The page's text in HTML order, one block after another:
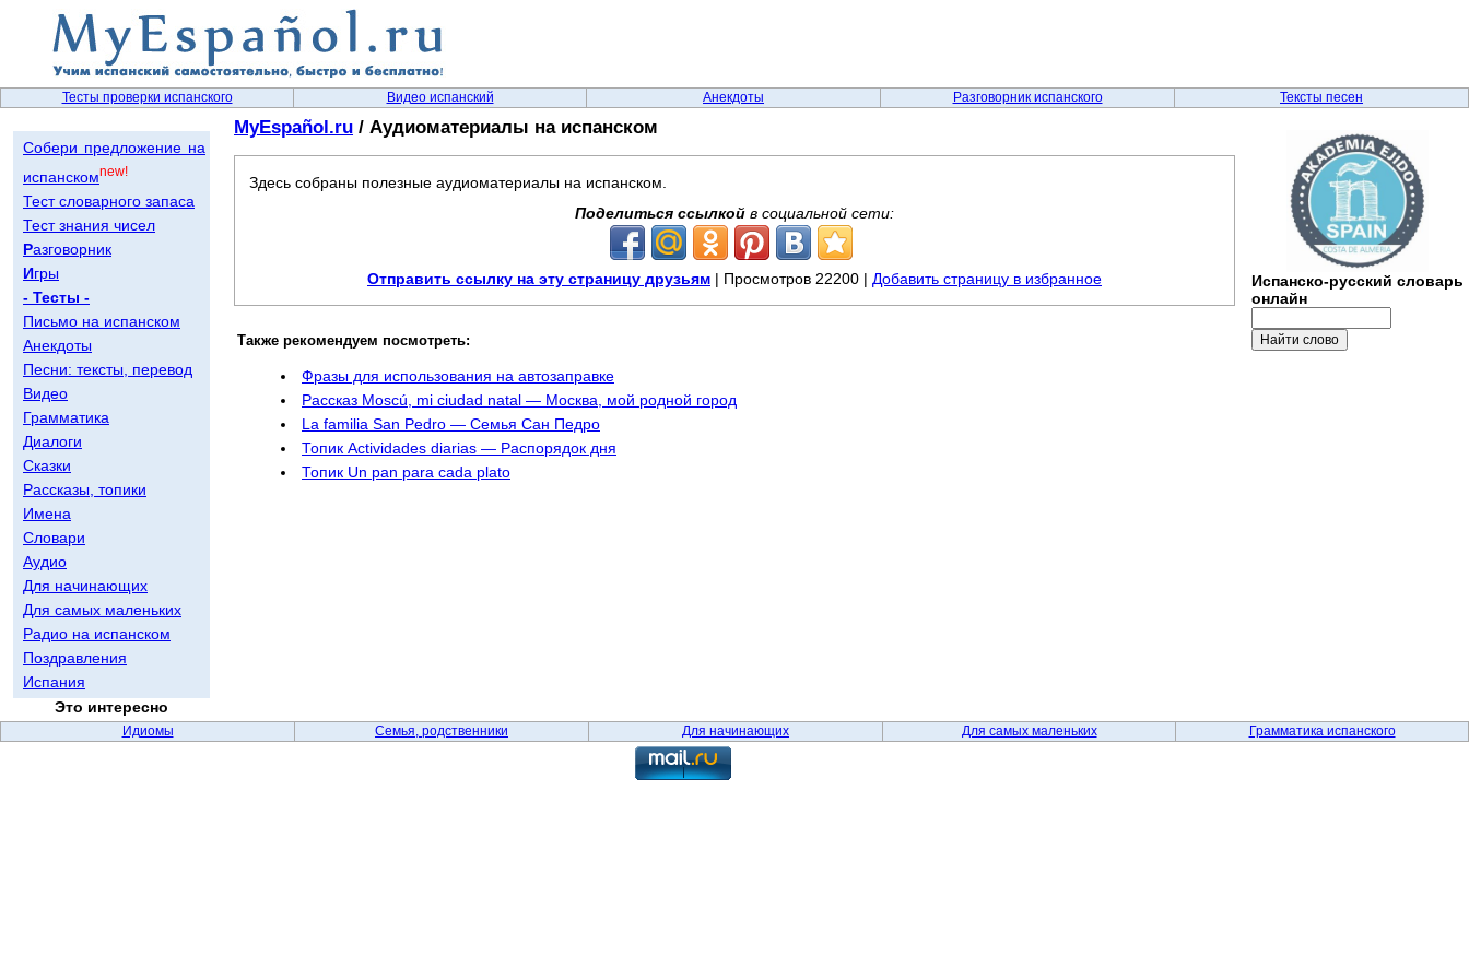
Тесты проверки испанского Видео испанский Анекдоты Разговорник испанского Тексты песен
Собери предложение на
испанскомnew!
Тест словарного запаса
Тест знания чисел
Разговорник
Игры
- Тесты -
Письмо на испанском
Анекдоты
Песни: тексты, перевод
Видео
Грамматика
Диалоги
Сказки
Рассказы, топики
Имена
Словари
Аудио
Для начинающих
Для самых маленьких
Радио на испанском
Поздравления
Испания
Это интересно
MyEspañol.ru / Аудиоматериалы на испанском
Здесь собраны полезные аудиоматериалы на испанском.
Поделиться ссылкой в социальной сети:
Отправить ссылку на эту страницу друзьям | Просмотров 22200 | Добавить страницу в избранное
Также рекомендуем посмотреть:
Фразы для использования на автозаправке
Рассказ Moscú, mi ciudad natal — Москва, мой родной город
La familia San Pedro — Cемья Сан Педро
Топик Actividades diarias — Распорядок дня
Топик Un pan para cada plato
Испанско-русский словарь
онлайн
Идиомы Семья, родственники Для начинающих Для самых маленьких Грамматика испанского